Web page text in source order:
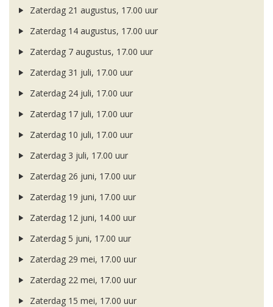
Zaterdag 21 augustus, 17.00 uur
Zaterdag 14 augustus, 17.00 uur
Zaterdag 7 augustus, 17.00 uur
Zaterdag 31 juli, 17.00 uur
Zaterdag 24 juli, 17.00 uur
Zaterdag 17 juli, 17.00 uur
Zaterdag 10 juli, 17.00 uur
Zaterdag 3 juli, 17.00 uur
Zaterdag 26 juni, 17.00 uur
Zaterdag 19 juni, 17.00 uur
Zaterdag 12 juni, 14.00 uur
Zaterdag 5 juni, 17.00 uur
Zaterdag 29 mei, 17.00 uur
Zaterdag 22 mei, 17.00 uur
Zaterdag 15 mei, 17.00 uur